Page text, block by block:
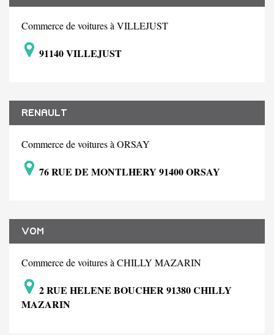
Commerce de voitures à VILLEJUST
91140 VILLEJUST
RENAULT
Commerce de voitures à ORSAY
76 RUE DE MONTLHERY 91400 ORSAY
VOM
Commerce de voitures à CHILLY MAZARIN
2 RUE HELENE BOUCHER 91380 CHILLY
MAZARIN